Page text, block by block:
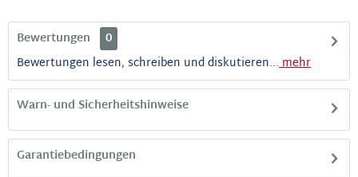
Garantiebedingungen
Warn- und Sicherheitshinweise
Bewertungen
0
Bewertungen lesen, schreiben und diskutieren...mehr